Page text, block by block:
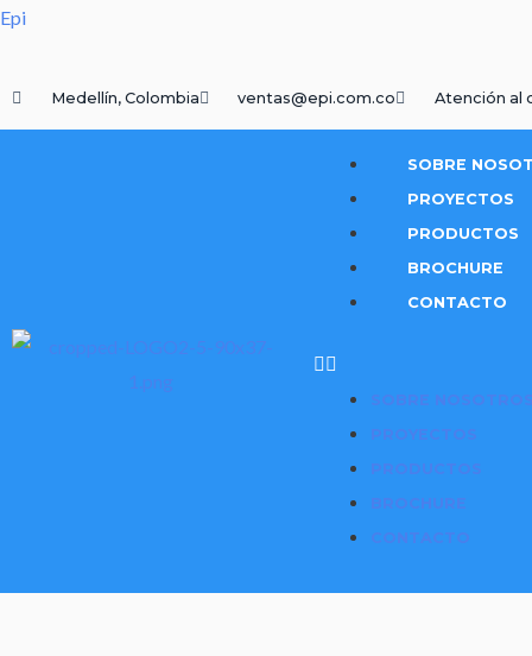
Epi
Medellín, Colombia ventas@epi.com.co Atención al
SOBRE
PROYECTOS
PRODUCTOS
BROCHURE
CONTACTO
SOBRE
PROYECTOS
PRODUCTOS
BROCHURE
CONTACTO